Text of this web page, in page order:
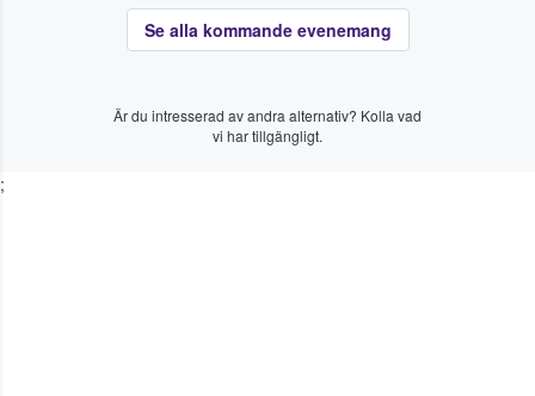
Se alla kommande evenemang
Är du intresserad av andra alternativ? Kolla vad
vi har tillgängligt.
;